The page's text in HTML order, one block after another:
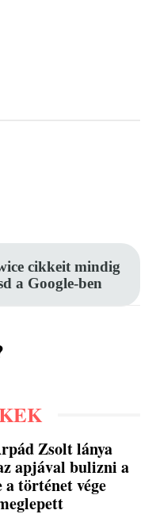
cikkeit mindig
a Google-ben
Zsolt lánya
apjával bulizni a
a történet vége